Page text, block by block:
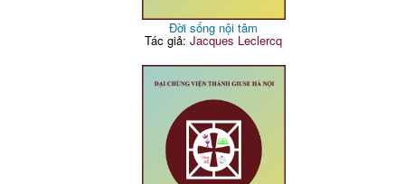
Đời sống nội tâm
Tác giả:Jacques Leclercq